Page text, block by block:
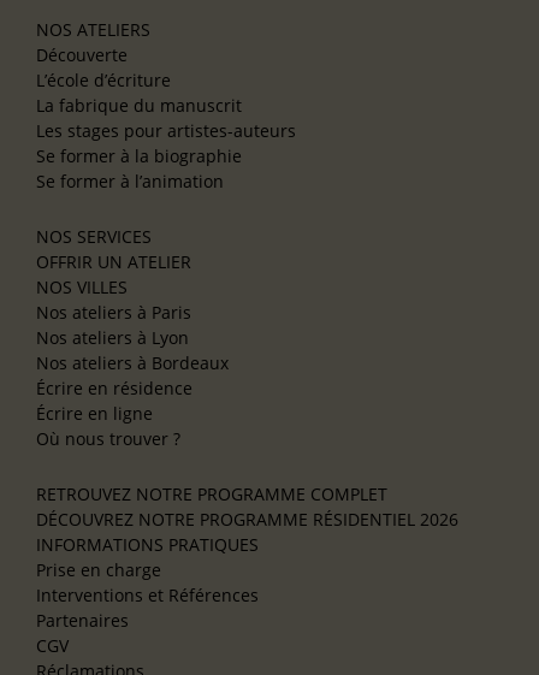
NOS ATELIERS
Découverte
L’école d’écriture
La fabrique du manuscrit
Les stages pour artistes-auteurs
Se former à la biographie
Se former à l’animation
NOS SERVICES
OFFRIR UN ATELIER
NOS VILLES
Nos ateliers à Paris
Nos ateliers à Lyon
Nos ateliers à Bordeaux
Écrire en résidence
Écrire en ligne
Où nous trouver ?
RETROUVEZ NOTRE PROGRAMME COMPLET
DÉCOUVREZ NOTRE PROGRAMME RÉSIDENTIEL 2026
INFORMATIONS PRATIQUES
Prise en charge
Interventions et Références
Partenaires
CGV
Réclamations